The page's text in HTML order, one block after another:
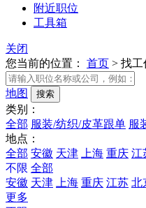
附近职位
工具箱
关闭
您当前的位置： 首页 > 找工
地图
类别：
全部 服装/纺织/皮革跟单 服
地点：
全部 安徽 天津 上海 重庆 江
不限 全部
安徽 天津 上海 重庆 江苏 北
更多